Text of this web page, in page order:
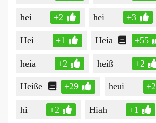
hei +2 hei +3
Hei +1 Heia +55
heia +2 heiß +2
Heiße +29 heui +2
hi +2 Hiah +1